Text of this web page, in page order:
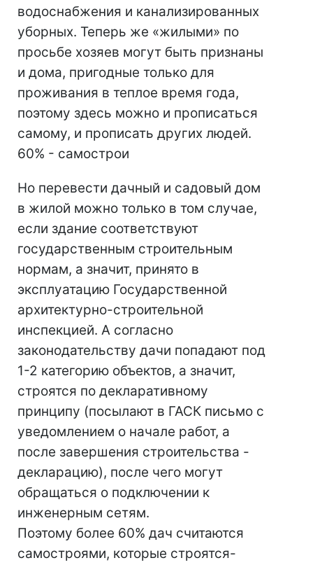
водоснабжения и канализированных
уборных. Теперь же «жилыми» по
просьбе хозяев могут быть признаны
и дома, пригодные только для
проживания в теплое время года,
поэтому здесь можно и прописаться
самому, и прописать других людей.
60% - самострои
Но перевести дачный и садовый дом
в жилой можно только в том случае,
если здание соответствуют
государственным строительным
нормам, а значит, принято в
эксплуатацию Государственной
архитектурно-строительной
инспекцией. А согласно
законодательству дачи попадают под
1-2 категорию объектов, а значит,
строятся по декларативному
принципу (посылают в ГАСК письмо с
уведомлением о начале работ, а
после завершения строительства -
декларацию), после чего могут
обращаться о подключении к
инженерным сетям.
Поэтому более 60% дач считаются
самостроями, которые строятся-